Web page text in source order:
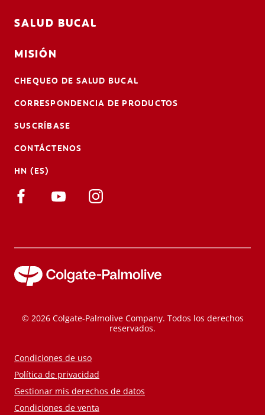
SALUD BUCAL
MISIÓN
CHEQUEO DE SALUD BUCAL
CORRESPONDENCIA DE PRODUCTOS
SUSCRÍBASE
CONTÁCTENOS
HN (ES)
© 2026 Colgate-Palmolive Company. Todos los derechos
reservados.
Condiciones de uso
Política de privacidad
Gestionar mis derechos de datos
Condiciones de venta